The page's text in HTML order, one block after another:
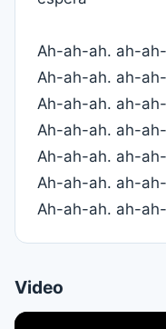
Ah-ah-ah. ah-
Ah-ah-ah. ah-
Ah-ah-ah. ah-
Ah-ah-ah. ah-
Ah-ah-ah. ah-
Ah-ah-ah. ah-
Ah-ah-ah. ah-
Video